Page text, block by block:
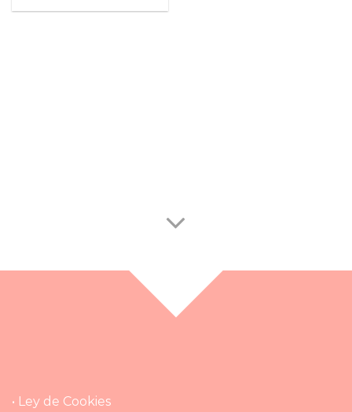
• Ley de Cookies